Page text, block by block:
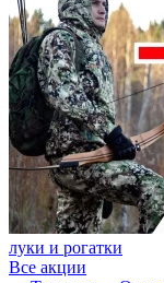
луки и рогатки
Все акции